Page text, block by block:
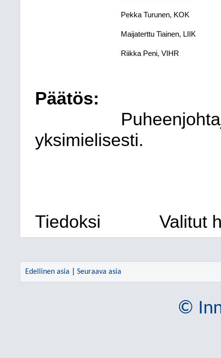
Pekka Turunen, KOK​
Maijaterttu Tiainen, LIIK​
Riikka Peni, VIHR​
Päätös:
yksimielisesti.
Tiedoksi Valitut
Edellinen asia Seuraava asia
©